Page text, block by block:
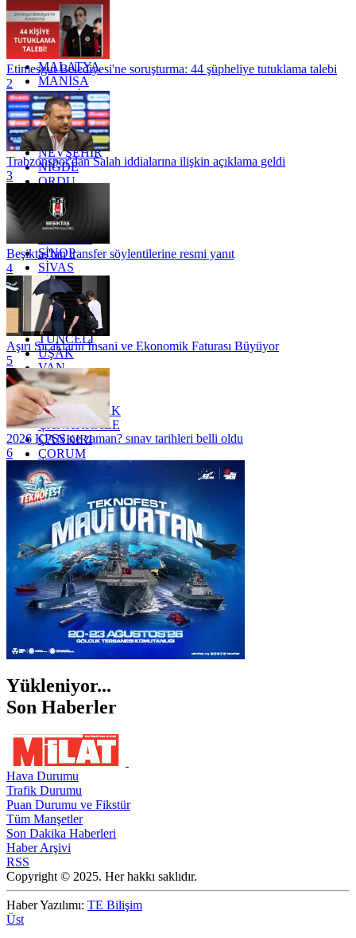
KOCAELİ
KONYA
KÜTAHYA
KİLİS
MALATYA
MANİSA
MARDİN
MERSİN
MUĞLA
MUŞ
NEVŞEHİR
NİĞDE
ORDU
OSMANİYE
RİZE
SAKARYA
SİNOP
SİVAS
SİİRT
TEKİRDAĞ
TOKAT
TRABZON
TUNCELİ
UŞAK
VAN
YALOVA
YOZGAT
ZONGULDAK
ÇANAKKALE
ÇANKIRI
ÇORUM
İSTANBUL
İZMİR
ŞANLIURFA
ŞIRNAK
Etimesgut Belediyesi'ne soruşturma: 44 şüpheliye tutuklama talebi
2
Trabzonspor'dan Salah iddialarına ilişkin açıklama geldi
3
Beşiktaş'tan transfer söylentilerine resmi yanıt
4
Aşırı Sıcakların İnsani ve Ekonomik Faturası Büyüyor
5
2026 KPSS ne zaman? sınav tarihleri belli oldu
6
Yükleniyor...
Son Haberler
Hava Durumu
Trafik Durumu
Puan Durumu ve Fikstür
Tüm Manşetler
Son Dakika Haberleri
Haber Arşivi
RSS
Copyright © 2025. Her hakkı saklıdır.
Haber Yazılımı: TE Bilişim
Üst